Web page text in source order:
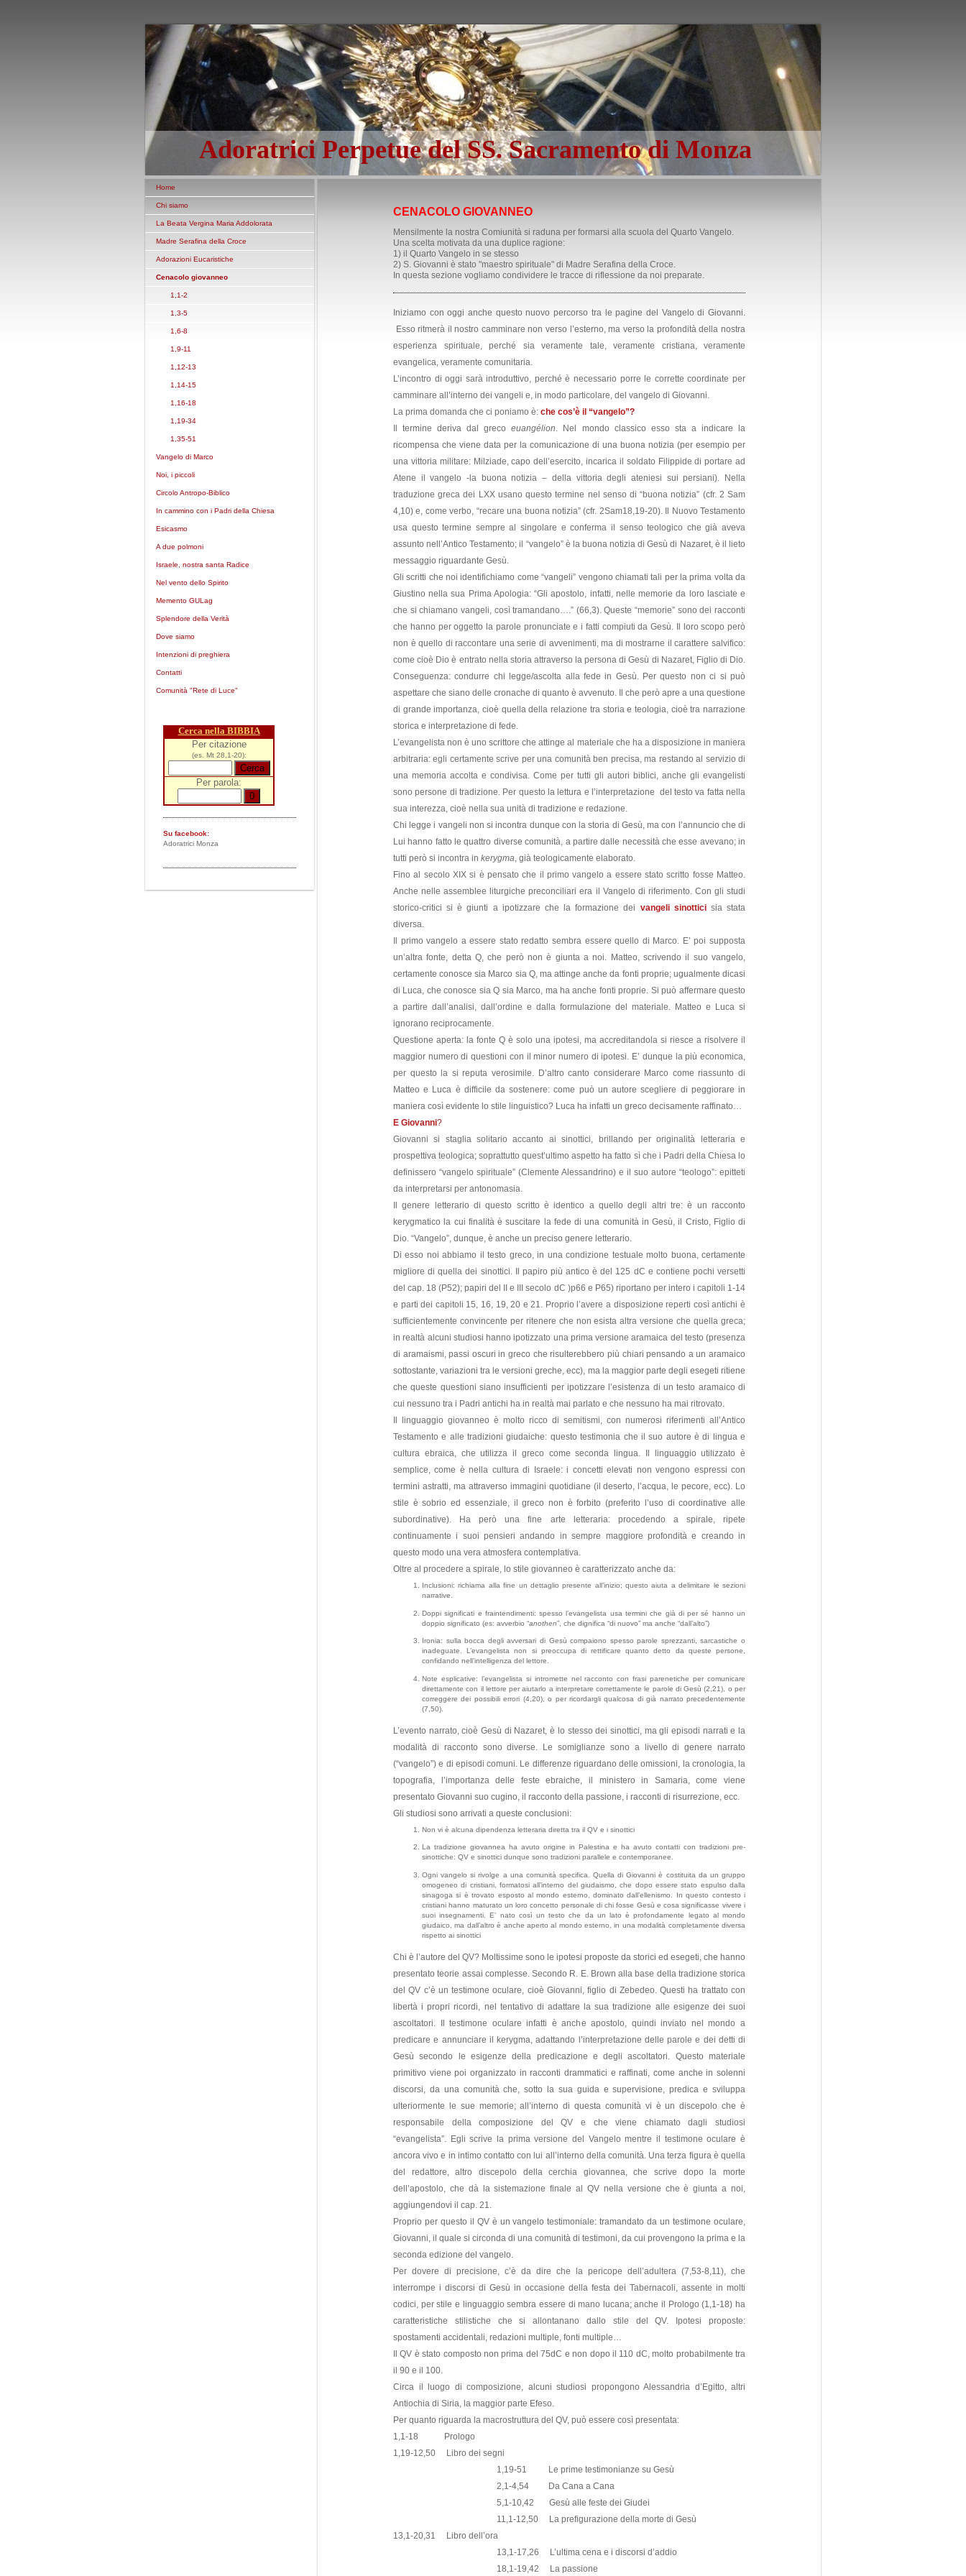
Adoratrici Perpetue del SS. Sacramento di Monza
Home
Chi siamo
La Beata Vergina Maria Addolorata
Madre Serafina della Croce
Adorazioni Eucaristiche
Cenacolo giovanneo
1,1-2
1,3-5
1,6-8
1,9-11
1,12-13
1,14-15
1,16-18
1,19-34
1,35-51
Vangelo di Marco
Noi, i piccoli
Circolo Antropo-Biblico
In cammino con i Padri della Chiesa
Esicasmo
A due polmoni
Israele, nostra santa Radice
Nel vento dello Spirito
Memento GULag
Splendore della Verità
Dove siamo
Intenzioni di preghiera
Contatti
Comunità "Rete di Luce"
Cerca nella BIBBIA
Per citazione
(es. Mt 28,1-20):
Per parola:
Su facebook:
Adoratrici Monza
CENACOLO GIOVANNEO
Mensilmente la nostra Comiunità si raduna per formarsi alla scuola del Quarto Vangelo.
Una scelta motivata da una duplice ragione:
1) il Quarto Vangelo in se stesso
2) S. Giovanni è stato "maestro spirituale" di Madre Serafina della Croce.
In questa sezione vogliamo condividere le tracce di riflessione da noi preparate.
Iniziamo con oggi anche questo nuovo percorso tra le pagine del Vangelo di Giovanni.
Esso ritmerà il nostro camminare non verso l’esterno, ma verso la profondità della nostra
esperienza spirituale, perché sia veramente tale, veramente cristiana, veramente
evangelica, veramente comunitaria.
L’incontro di oggi sarà introduttivo, perché è necessario porre le corrette coordinate per
camminare all’interno dei vangeli e, in modo particolare, del vangelo di Giovanni.
La prima domanda che ci poniamo è: che cos’è il “vangelo”?
Il termine deriva dal grecoeuangélion. Nel mondo classico esso sta a indicare la
ricompensa che viene data per la comunicazione di una buona notizia (per esempio per
una vittoria militare: Milziade, capo dell’esercito, incarica il soldato Filippide di portare ad
Atene il vangelo -la buona notizia – della vittoria degli ateniesi sui persiani). Nella
traduzione greca dei LXX usano questo termine nel senso di “buona notizia” (cfr. 2 Sam
4,10) e, come verbo, “recare una buona notizia” (cfr. 2Sam18,19-20). Il Nuovo Testamento
usa questo termine sempre al singolare e conferma il senso teologico che già aveva
assunto nell’Antico Testamento; il “vangelo” è la buona notizia di Gesù di Nazaret, è il lieto
messaggio riguardante Gesù.
Gli scritti che noi identifichiamo come “vangeli” vengono chiamati tali per la prima volta da
Giustino nella sua Prima Apologia: “Gli apostolo, infatti, nelle memorie da loro lasciate e
che si chiamano vangeli, così tramandano….” (66,3). Queste “memorie” sono dei racconti
che hanno per oggetto la parole pronunciate e i fatti compiuti da Gesù. Il loro scopo però
non è quello di raccontare una serie di avvenimenti, ma di mostrarne il carattere salvifico:
come cioè Dio è entrato nella storia attraverso la persona di Gesù di Nazaret, Figlio di Dio.
Conseguenza: condurre chi legge/ascolta alla fede in Gesù. Per questo non ci si può
aspettare che siano delle cronache di quanto è avvenuto. Il che però apre a una questione
di grande importanza, cioè quella della relazione tra storia e teologia, cioè tra narrazione
storica e interpretazione di fede.
L’evangelista non è uno scrittore che attinge al materiale che ha a disposizione in maniera
arbitraria: egli certamente scrive per una comunità ben precisa, ma restando al servizio di
una memoria accolta e condivisa. Come per tutti gli autori biblici, anche gli evangelisti
sono persone di tradizione. Per questo la lettura e l’interpretazione del testo va fatta nella
sua interezza, cioè nella sua unità di tradizione e redazione.
Chi legge i vangeli non si incontra dunque con la storia di Gesù, ma con l’annuncio che di
Lui hanno fatto le quattro diverse comunità, a partire dalle necessità che esse avevano; in
tutti però si incontra in kerygma, già teologicamente elaborato.
Fino al secolo XIX si è pensato che il primo vangelo a essere stato scritto fosse Matteo.
Anche nelle assemblee liturgiche preconciliari era il Vangelo di riferimento. Con gli studi
storico-critici si è giunti a ipotizzare che la formazione dei vangeli sinotticisia stata
diversa.
Il primo vangelo a essere stato redatto sembra essere quello di Marco. E’ poi supposta
un’altra fonte, detta Q, che però non è giunta a noi. Matteo, scrivendo il suo vangelo,
certamente conosce sia Marco sia Q, ma attinge anche da fonti proprie; ugualmente dicasi
di Luca, che conosce sia Q sia Marco, ma ha anche fonti proprie. Si può affermare questo
a partire dall’analisi, dall’ordine e dalla formulazione del materiale. Matteo e Luca si
ignorano reciprocamente.
Questione aperta: la fonte Q è solo una ipotesi, ma accreditandola si riesce a risolvere il
maggior numero di questioni con il minor numero di ipotesi. E’ dunque la più economica,
per questo la si reputa verosimile. D’altro canto considerare Marco come riassunto di
Matteo e Luca è difficile da sostenere: come può un autore scegliere di peggiorare in
maniera così evidente lo stile linguistico? Luca ha infatti un greco decisamente raffinato…
E Giovanni?
Giovanni si staglia solitario accanto ai sinottici, brillando per originalità letteraria e
prospettiva teologica; soprattutto quest’ultimo aspetto ha fatto sì che i Padri della Chiesa lo
definissero “vangelo spirituale” (Clemente Alessandrino) e il suo autore “teologo”: epitteti
da interpretarsi per antonomasia.
Il genere letterario di questo scritto è identico a quello degli altri tre: è un racconto
kerygmatico la cui finalità è suscitare la fede di una comunità in Gesù, il Cristo, Figlio di
Dio. “Vangelo”, dunque, è anche un preciso genere letterario.
Di esso noi abbiamo il testo greco, in una condizione testuale molto buona, certamente
migliore di quella dei sinottici. Il papiro più antico è del 125 dC e contiene pochi versetti
del cap. 18 (P52); papiri del II e III secolo dC )p66 e P65) riportano per intero i capitoli 1-14
e parti dei capitoli 15, 16, 19, 20 e 21. Proprio l’avere a disposizione reperti così antichi è
sufficientemente convincente per ritenere che non esista altra versione che quella greca;
in realtà alcuni studiosi hanno ipotizzato una prima versione aramaica del testo (presenza
di aramaismi, passi oscuri in greco che risulterebbero più chiari pensando a un aramaico
sottostante, variazioni tra le versioni greche, ecc), ma la maggior parte degli esegeti ritiene
che queste questioni siano insufficienti per ipotizzare l’esistenza di un testo aramaico di
cui nessuno tra i Padri antichi ha in realtà mai parlato e che nessuno ha mai ritrovato.
Il linguaggio giovanneo è molto ricco di semitismi, con numerosi riferimenti all’Antico
Testamento e alle tradizioni giudaiche: questo testimonia che il suo autore è di lingua e
cultura ebraica, che utilizza il greco come seconda lingua. Il linguaggio utilizzato è
semplice, come è nella cultura di Israele: i concetti elevati non vengono espressi con
termini astratti, ma attraverso immagini quotidiane (il deserto, l’acqua, le pecore, ecc). Lo
stile è sobrio ed essenziale, il greco non è forbito (preferito l’uso di coordinative alle
subordinative). Ha però una fine arte letteraria: procedendo a spirale, ripete
continuamente i suoi pensieri andando in sempre maggiore profondità e creando in
questo modo una vera atmosfera contemplativa.
Oltre al procedere a spirale, lo stile giovanneo è caratterizzato anche da:
Inclusioni: richiama alla fine un dettaglio presente all’inizio; questo aiuta a delimitare le sezioni
narrative.
Doppi significati e fraintendimenti: spesso l’evangelista usa termini che già di per sé hanno un
doppio significato (es: avverbio “anothen”, che dignifica “di nuovo” ma anche “dall’alto”)
Ironia: sulla bocca degli avversari di Gesù compaiono spesso parole sprezzanti, sarcastiche o
inadeguate. L’evangelista non si preoccupa di rettificare quanto detto da queste persone,
confidando nell’intelligenza del lettore.
Note esplicative: l’evangelista si intromette nel racconto con frasi parenetiche per comunicare
direttamente con il lettore per aiutarlo a interpretare correttamente le parole di Gesù (2,21), o per
correggere dei possibili errori (4,20), o per ricordargli qualcosa di già narrato precedentemente
(7,50).
L’evento narrato, cioè Gesù di Nazaret, è lo stesso dei sinottici, ma gli episodi narrati e la
modalità di racconto sono diverse. Le somiglianze sono a livello di genere narrato
(“vangelo”) e di episodi comuni. Le differenze riguardano delle omissioni, la cronologia, la
topografia, l’importanza delle feste ebraiche, il ministero in Samaria, come viene
presentato Giovanni suo cugino, il racconto della passione, i racconti di risurrezione, ecc.
Gli studiosi sono arrivati a queste conclusioni:
Non vi è alcuna dipendenza letteraria diretta tra il QV e i sinottici
La tradizione giovannea ha avuto origine in Palestina e ha avuto contatti con tradizioni pre-
sinottiche: QV e sinottici dunque sono tradizioni parallele e contemporanee.
Ogni vangelo si rivolge a una comunità specifica. Quella di Giovanni è costituita da un gruppo
omogeneo di cristiani, formatosi all’interno del giudaismo, che dopo essere stato espulso dalla
sinagoga si è trovato esposto al mondo esterno, dominato dall’ellenismo. In questo contesto i
cristiani hanno maturato un loro concetto personale di chi fosse Gesù e cosa significasse vivere i
suoi insegnamenti. E’ nato così un testo che da un lato è profondamente legato al mondo
giudaico, ma dall’altro è anche aperto al mondo esterno, in una modalità completamente diversa
rispetto ai sinottici
Chi è l’autore del QV? Moltissime sono le ipotesi proposte da storici ed esegeti, che hanno
presentato teorie assai complesse. Secondo R. E. Brown alla base della tradizione storica
del QV c’è un testimone oculare, cioè Giovanni, figlio di Zebedeo. Questi ha trattato con
libertà i propri ricordi, nel tentativo di adattare la sua tradizione alle esigenze dei suoi
ascoltatori. Il testimone oculare infatti è anche apostolo, quindi inviato nel mondo a
predicare e annunciare il kerygma, adattando l’interpretazione delle parole e dei detti di
Gesù secondo le esigenze della predicazione e degli ascoltatori. Questo materiale
primitivo viene poi organizzato in racconti drammatici e raffinati, come anche in solenni
discorsi, da una comunità che, sotto la sua guida e supervisione, predica e sviluppa
ulteriormente le sue memorie; all’interno di questa comunità vi è un discepolo che è
responsabile della composizione del QV e che viene chiamato dagli studiosi
“evangelista”. Egli scrive la prima versione del Vangelo mentre il testimone oculare è
ancora vivo e in intimo contatto con lui all’interno della comunità. Una terza figura è quella
del redattore, altro discepolo della cerchia giovannea, che scrive dopo la morte
dell’apostolo, che dà la sistemazione finale al QV nella versione che è giunta a noi,
aggiungendovi il cap. 21.
Proprio per questo il QV è un vangelo testimoniale: tramandato da un testimone oculare,
Giovanni, il quale si circonda di una comunità di testimoni, da cui provengono la prima e la
seconda edizione del vangelo.
Per dovere di precisione, c’è da dire che la pericope dell’adultera (7,53-8,11), che
interrompe i discorsi di Gesù in occasione della festa dei Tabernacoli, assente in molti
codici, per stile e linguaggio sembra essere di mano lucana; anche il Prologo (1,1-18) ha
caratteristiche stilistiche che si allontanano dallo stile del QV. Ipotesi proposte:
spostamenti accidentali, redazioni multiple, fonti multiple…
Il QV è stato composto non prima del 75dC e non dopo il 110 dC, molto probabilmente tra
il 90 e il 100.
Circa il luogo di composizione, alcuni studiosi propongono Alessandria d’Egitto, altri
Antiochia di Siria, la maggior parte Efeso.
Per quanto riguarda la macrostruttura del QV, può essere così presentata:
1,1-18 Prologo
1,19-12,50 Libro dei segni
1,19-51 Le prime testimonianze su Gesù
2,1-4,54 Da Cana a Cana
5,1-10,42 Gesù alle feste dei Giudei
11,1-12,50 La prefigurazione della morte di Gesù
13,1-20,31 Libro dell’ora
13,1-17,26 L’ultima cena e i discorsi d’addio
18,1-19,42 La passione